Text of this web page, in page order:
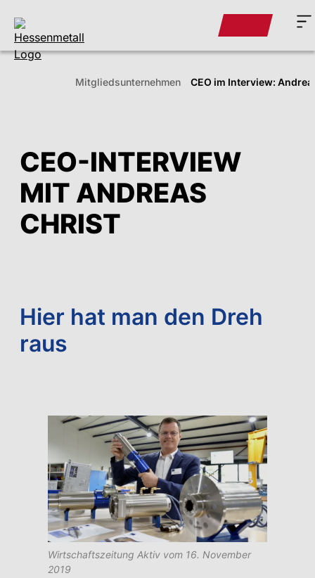
CEO-INTERVIEW
MIT ANDREAS
CHRIST
Hier hat man den Dreh
raus
Wirtschaftszeitung Aktiv vom 16. November
2019
Mitglieds­unternehmen CEO im Interview: